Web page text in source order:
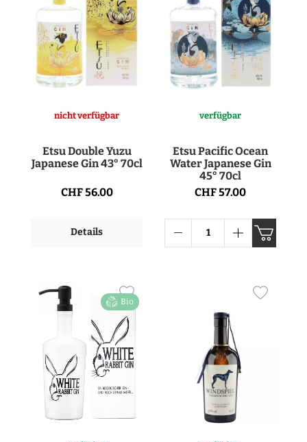
nicht verfügbar
Etsu Double Yuzu
Japanese Gin 43° 70cl
CHF 56.00
Details
verfügbar
Etsu Pacific Ocean
Water Japanese Gin
45° 70cl
CHF 57.00
Bio